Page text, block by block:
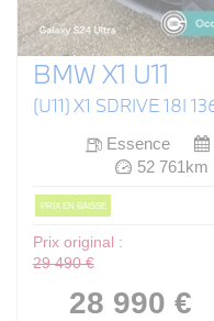
BMW X1 U11
Essence
52 761km
PRIX EN BAISSE
Prix original :
29 490 €
28 990 €